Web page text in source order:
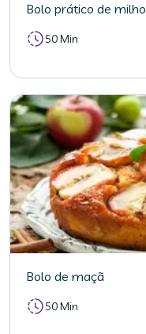
Bolo prático de milho
50 Min
Bolo de maçã
50 Min